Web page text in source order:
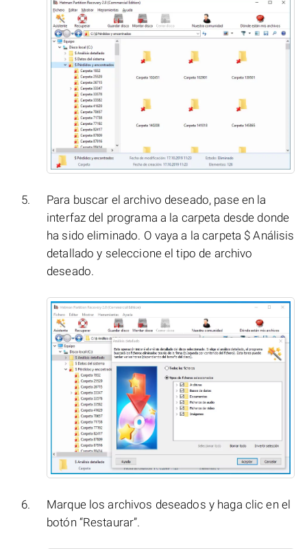
Para buscar el archivo deseado, pase en la
interfaz del programa a la carpeta desde donde
ha sido eliminado. O vaya a la carpeta $ Análisis
detallado y seleccione el tipo de archivo
deseado.
Marque los archivos deseados y haga clic en el
botón “Restaurar”.